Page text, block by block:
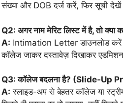
संख्या और DOB दर्ज करें, फिर सूची देखें
Q2: अगर नाम मेरिट लिस्ट में है, तो क्या
A: Intimation Letter डाउनलोड
कॉलेज जाकर दस्तावेज़ दिखाकर
Q3: कॉलेज बदलना है? (Slide‑Up
A: स्लाइड-अप से बेहतर कॉलेज या